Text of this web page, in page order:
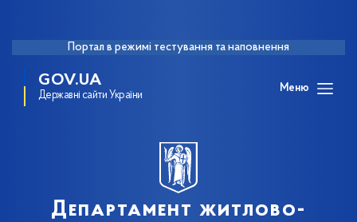
Портал в режимі тестування та наповнення
GOV.UA
Державні сайти України
Меню
Департамент житлово-